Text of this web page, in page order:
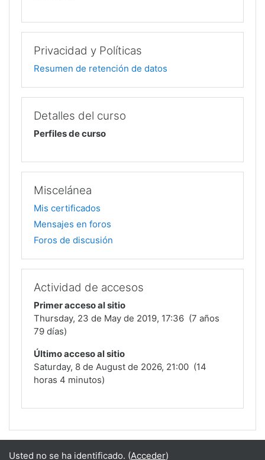
Privacidad y Políticas
Resumen de retención de datos
Detalles del curso
Perfiles de curso
Miscelánea
Mis certificados
Mensajes en foros
Foros de discusión
Actividad de accesos
Primer acceso al sitio
Thursday, 23 de May de 2019, 17:36 (7 años
79 días)
Último acceso al sitio
Saturday, 8 de August de 2026, 21:00 (14
horas 4 minutos)
Usted no se ha identificado. (Acceder)